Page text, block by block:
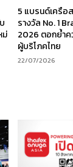
ม่
5 แบรนด์เครื
รางวัล No. 1
2026 ตอกย้ำค
ผู้บริโภคไทย
22/07/2026